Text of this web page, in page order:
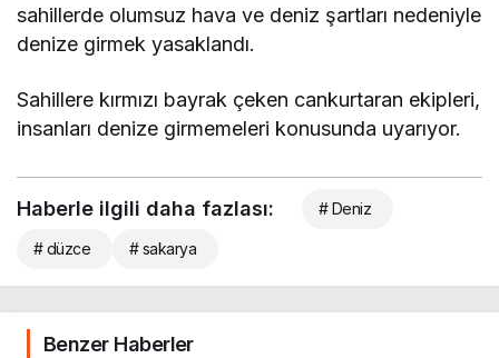
sahillerde olumsuz hava ve deniz şartları nedeniyle
denize girmek yasaklandı.
Sahillere kırmızı bayrak çeken cankurtaran ekipleri,
insanları denize girmemeleri konusunda uyarıyor.
Haberle ilgili daha fazlası: # Deniz
# düzce # sakarya
Benzer Haberler